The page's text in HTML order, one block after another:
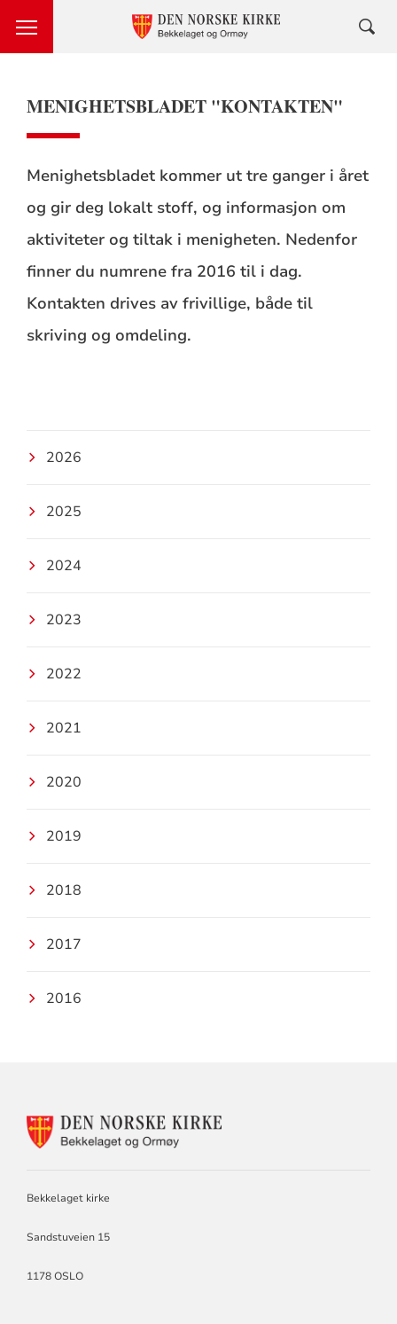
MENIGHETSBLADET "KONTAKTEN"
Menighetsbladet kommer ut tre ganger i året
og gir deg lokalt stoff, og informasjon om
aktiviteter og tiltak i menigheten. Nedenfor
finner du numrene fra 2016 til i dag.
Kontakten drives av frivillige, både til
skriving og omdeling.
2026
2025
2024
2023
2022
2021
2020
2019
2018
2017
2016
KONTAKTINFORMASJON
Bekkelaget kirke
Sandstuveien 15
1178 OSLO